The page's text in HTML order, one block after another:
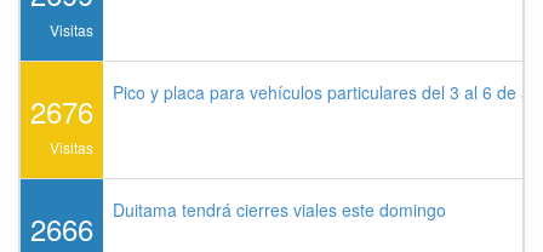
Visitas
2676
Visitas
Pico y placa para vehículos particulares del 3 al 6 de
2666 Duitama tendrá cierres viales este domingo